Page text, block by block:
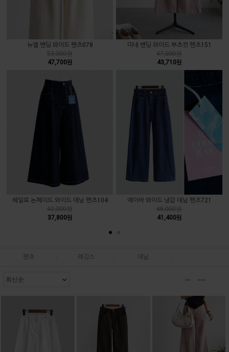
뉴엘 밴딩 와이드 팬츠078
53,000원
47,700원
미네 밴딩 와이드 부츠컷 팬츠151
47,000원
43,710원
헤일로 논페이드 와이드 데님 팬츠104
42,000원
37,800원
에이바 와이드 냉감 데님 팬츠721
46,000원
41,400원
팬츠 레깅스 데님